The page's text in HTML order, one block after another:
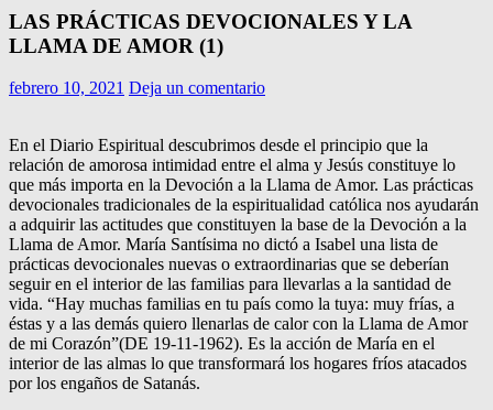
LAS PRÁCTICAS DEVOCIONALES Y LA
LLAMA DE AMOR (1)
febrero 10, 2021 Deja un comentario
En el Diario Espiritual descubrimos desde el principio que la
relación de amorosa intimidad entre el alma y Jesús constituye lo
que más importa en la Devoción a la Llama de Amor. Las prácticas
devocionales tradicionales de la espiritualidad católica nos ayudarán
a adquirir las actitudes que constituyen la base de la Devoción a la
Llama de Amor. María Santísima no dictó a Isabel una lista de
prácticas devocionales nuevas o extraordinarias que se deberían
seguir en el interior de las familias para llevarlas a la santidad de
vida. “Hay muchas familias en tu país como la tuya: muy frías, a
éstas y a las demás quiero llenarlas de calor con la Llama de Amor
de mi Corazón”(DE 19-11-1962). Es la acción de María en el
interior de las almas lo que transformará los hogares fríos atacados
por los engaños de Satanás.